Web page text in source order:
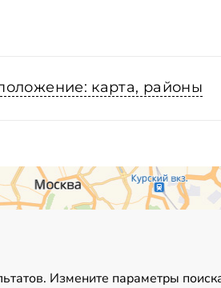
карта, районы
Измените параметры